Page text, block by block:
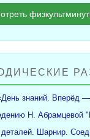
знаний. Вперёд
Н. Абрамцевой
Шарнир.